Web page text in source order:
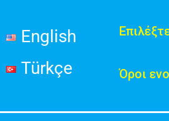
English
Türkçe
Όροι